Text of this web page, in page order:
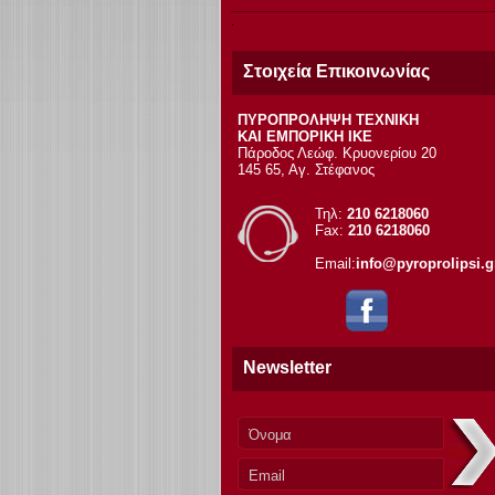
Στοιχεία Επικοινωνίας
ΠΥΡΟΠΡΟΛΗΨΗ ΤΕΧΝΙΚΗ
ΚΑΙ ΕΜΠΟΡΙΚΗ ΙΚΕ
Πάροδος Λεώφ. Κρυονερίου 20
145 65, Αγ. Στέφανος
Τηλ: 210 6218060
Fax: 210 6218060
Email:
Newsletter